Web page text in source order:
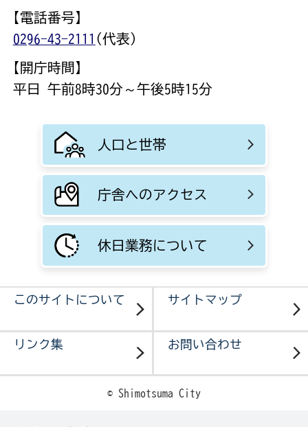
【電話番号】
0296-43-2111 (代表)
【開庁時間】
平日 午前8時30分～午後5時15分
人口と世帯
庁舎へのアクセス
休日業務について
このサイトについて サイトマップ
リンク集 お問い合わせ
© Shimotsuma City